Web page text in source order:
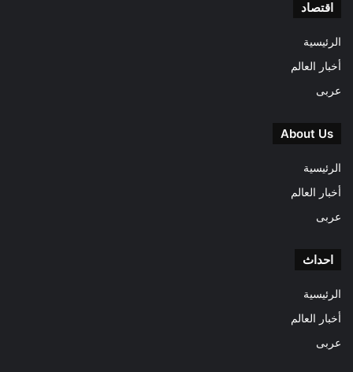
اقتصاد
الرئيسية
أخبار العالم
عربى
About Us
الرئيسية
أخبار العالم
عربى
احداث
الرئيسية
أخبار العالم
عربى